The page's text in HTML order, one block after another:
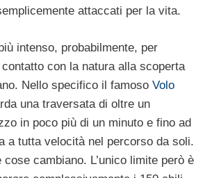
attaccati per la vita.
intenso, probabilmente, per
con la natura alla scoperta
Nello specifico il famoso Volo
una traversata di oltre un
in poco più di un minuto e fino ad
a tutta velocità nel percorso da soli.
cose cambiano. L’unico limite però è